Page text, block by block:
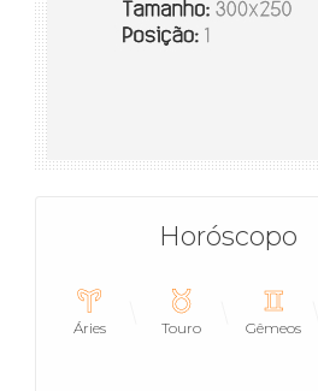
Horóscopo
Áries Touro Gêmeos